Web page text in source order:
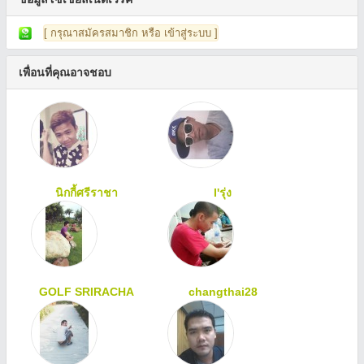
[ กรุณาสมัครสมาชิก หรือ เข้าสู่ระบบ ]
เพื่อนที่คุณอาจชอบ
นิกกี้ศรีราชา I'รุ่ง
GOLF SRIRACHA changthai28